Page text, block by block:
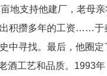
地支持他建厂，老母
积攒多年的工资……于
寻找。最后，他圈定
酒工艺和品质。1993